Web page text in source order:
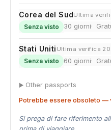
Corea del SudUltima
Senza visto 30 giorni
Stati Uniti Ultima verifica
Senza visto 60 giorni
Other passports
Potrebbe essere obsoleto —
Si prega di fare riferimento